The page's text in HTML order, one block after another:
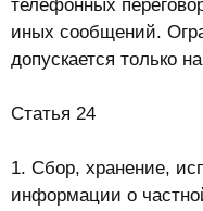
телефонных
иных сообщений.
допускается только
Статья 24
1. Сбор, хранение,
информации о